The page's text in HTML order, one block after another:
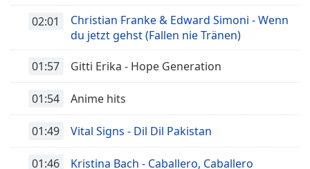
02:01
Christian Franke & Edward Simoni - Wenn
du jetzt gehst (Fallen nie Tränen)
01:57 Gitti Erika - Hope Generation
01:54 Anime hits
01:49 Vital Signs - Dil Dil Pakistan
01:46 Kristina Bach - Caballero, Caballero